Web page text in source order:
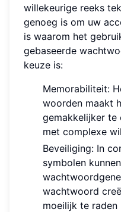
willekeurige reeks
genoeg is om uw
is waarom het
gebaseerde
keuze is:
Memorabiliteit:
woorden maakt
gemakkelijker te
met complexe
Beveiliging: In
symbolen
wachtwoord
moeilijk te raden